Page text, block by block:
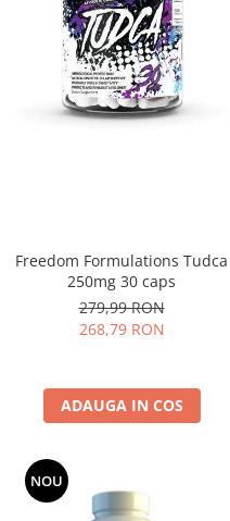
Freedom Formulations Tudca
250mg 30 caps
279,99 RON
268,79 RON
ADAUGA IN COS
NOU